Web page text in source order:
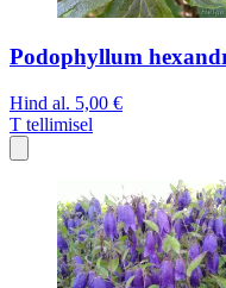
Podophyllum
Hind al. 5,00 €
T tellimisel